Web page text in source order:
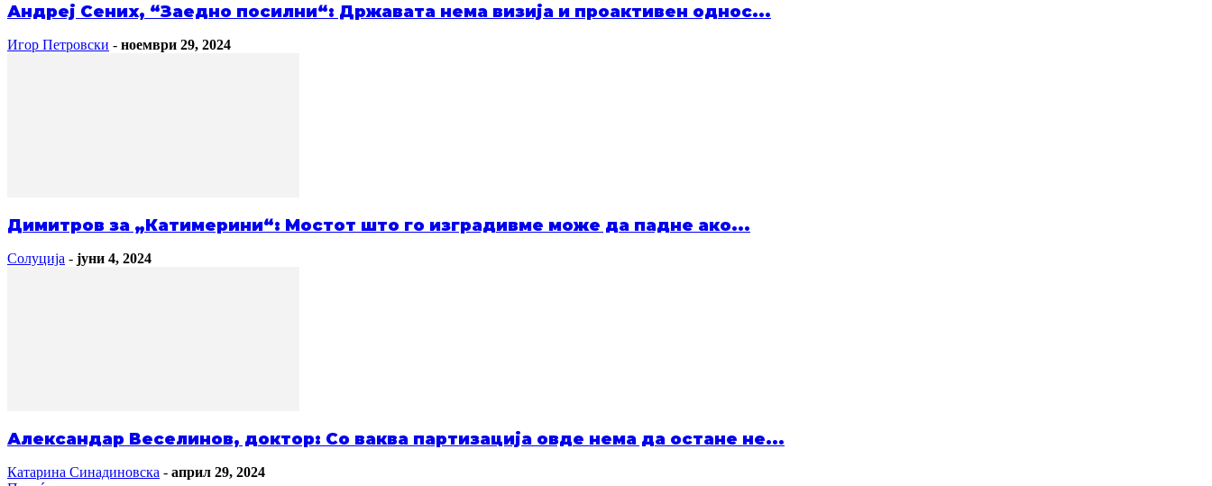
Андреј Сених, “Заедно посилни“: Државата нема визија и проактивен однос...
Игор Петровски - ноември 29, 2024
Димитров за „Катимерини“: Мостот што го изградивме може да падне ако...
Солуција - јуни 4, 2024
Александар Веселинов, доктор: Со ваква партизација овде нема да остане не...
Катарина Синадиновска - април 29, 2024